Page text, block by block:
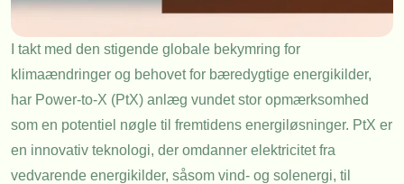
I takt med den stigende globale bekymring for
klimaændringer og behovet for bæredygtige energikilder,
har Power-to-X (PtX) anlæg vundet stor opmærksomhed
som en potentiel nøgle til fremtidens energiløsninger. PtX er
en innovativ teknologi, der omdanner elektricitet fra
vedvarende energikilder, såsom vind- og solenergi, til